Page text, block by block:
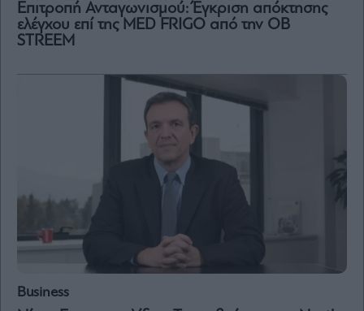
Επιτροπή Ανταγωνισμού: Έγκριση απόκτησης
ελέγχου επί της MED FRIGO από την OB
STREEM
Business